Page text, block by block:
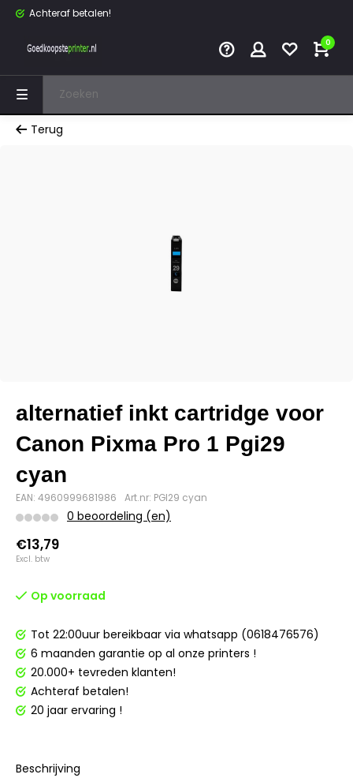
Achteraf betalen!
0
Terug
alternatief inkt cartridge voor
Canon Pixma Pro 1 Pgi29
cyan
EAN: 4960999681986 Art.nr: PGI29 cyan
0 beoordeling (en)
€13,79
Excl. btw
Op voorraad
Tot 22:00uur bereikbaar via whatsapp (0618476576)
6 maanden garantie op al onze printers !
20.000+ tevreden klanten!
Achteraf betalen!
20 jaar ervaring !
Beschrijving